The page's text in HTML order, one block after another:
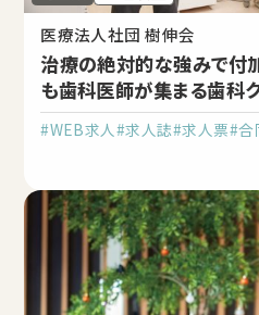
医療法人社団 樹伸会
治療の絶対的な強みで付
も歯科医師が集まる歯科
#WEB求人 #求人誌#求人票#合